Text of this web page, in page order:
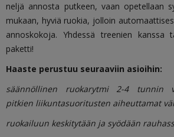
neljä annosta putkeen, vaan opetellaan
mukaan, hyviä ruokia, jolloin
annoskokoja. Yhdessä treenien kanssa
paketti!
Haaste perustuu seuraaviin asioihin:
säännöllinen ruokarytmi 2-4 tunnin
pitkien liikuntasuoritusten aiheuttamat
ruokailuun keskitytään ja syödään